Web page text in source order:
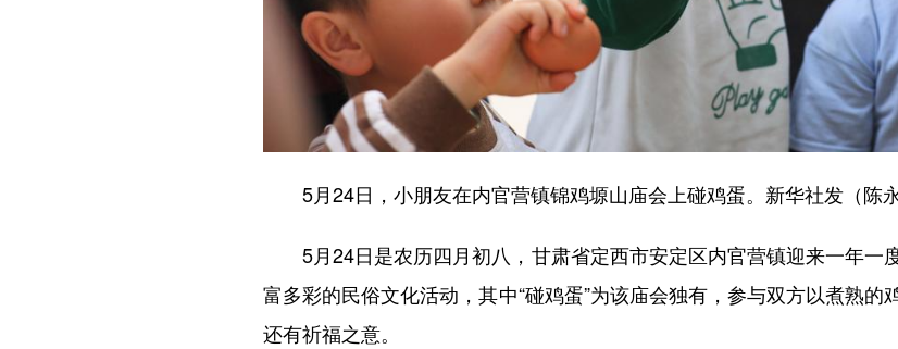
5月24日，小朋友在内官营镇锦鸡塬山庙会上碰鸡蛋。新华社发（陈永
5月24日是农历四月初八，甘肃省定西市安定区内官营镇迎来一年一
富多彩的民俗文化活动，其中“碰鸡蛋”为该庙会独有，参与双方以煮熟
还有祈福之意。